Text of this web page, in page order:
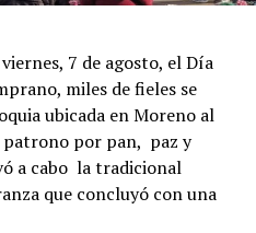
7 de agosto, el Día
miles de fieles se
ubicada en Moreno al
por pan, paz y
a cabo la tradicional
que concluyó con una